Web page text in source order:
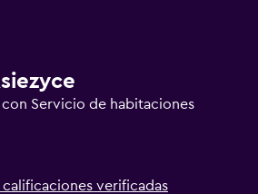
Servicio de habitaciones
calificaciones verificadas